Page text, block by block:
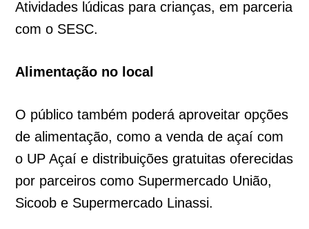
Atividades lúdicas para crianças, em parceria
com o SESC.
Alimentação no local
O público também poderá aproveitar opções
de alimentação, como a venda de açaí com
o UP Açaí e distribuições gratuitas oferecidas
por parceiros como Supermercado União,
Sicoob e Supermercado Linassi.